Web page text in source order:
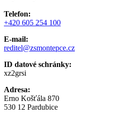
Telefon:
+420 605 254 100
E-mail:
reditel@zsmontepce.cz
ID datové schránky:
xz2grsi
Adresa:
Erno Košťála 870
530 12 Pardubice